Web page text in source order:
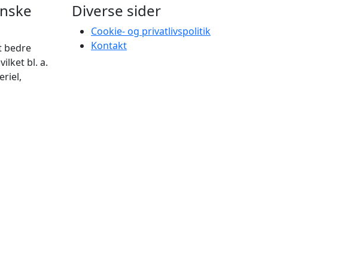
bedre
bl. a.
Diverse sider
Cookie- og privatlivspolitik
Kontakt